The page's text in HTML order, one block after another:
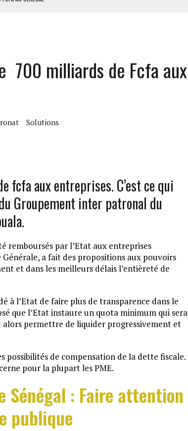
DE L’APE
700 milliards de Fcfa aux
Solutions
fcfa aux entreprises. C’est ce qui
Groupement inter patronal du
remboursés par l’Etat aux entreprises
Générale, a fait des propositions aux pouvoirs
et dans les meilleurs délais l’entièreté de
à l’Etat de faire plus de transparence dans le
que l’Etat instaure un quota minimum qui sera
alors permettre de liquider progressivement et
possibilités de compensation de la dette fiscale.
pour la plupart les PME.
Sénégal : Faire attention
publique